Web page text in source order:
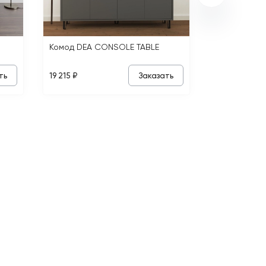
Комод DEA CONSOLE TABLE
19 215 ₽ Заказать